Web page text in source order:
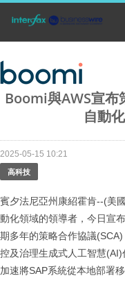
Boomi與AWS宣布
自動
2025-05-15 10:21
高科技
賓夕法尼亞州康紹霍肯--(美
動化領域的領導者，今日宣
期多年的策略合作協議
控及治理生成式人工智慧
加速將SAP系統從本地部署